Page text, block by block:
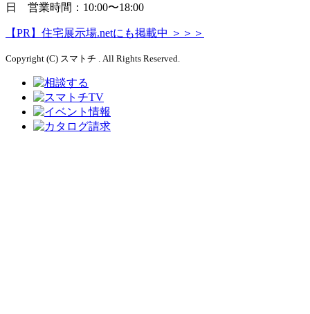
日 営業時間：10:00〜18:00
【PR】住宅展示場.netにも掲載中 ＞＞＞
Copyright (C) スマトチ . All Rights Reserved.